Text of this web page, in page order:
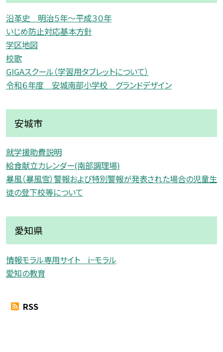
沿革史 明治５年〜平成３０年
いじめ防止対応基本方針
学区地図
校歌
GIGAスクール（学習用タブレットについて）
令和６年度 安城南部小学校 グランドデザイン
安城市
就学援助費説明
給食献立カレンダー(南部調理場)
暴風（暴風雪）警報および特別警報が発表された場合の児童生
徒の登下校等について
愛知県
情報モラル専用サイト i−モラル
愛知の教育
RSS